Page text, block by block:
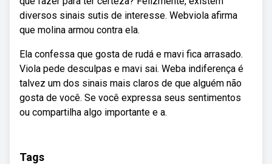
diversos sinais sutis de interesse. Webviola afirma
que molina armou contra ela.
Ela confessa que gosta de rudá e mavi fica arrasado.
Viola pede desculpas e mavi sai. Weba indiferença é
talvez um dos sinais mais claros de que alguém não
gosta de você. Se você expressa seus sentimentos
ou compartilha algo importante e a.
Tags